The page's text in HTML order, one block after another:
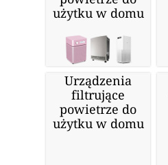
użytku w domu
Urządzenia
filtrujące
powietrze do
użytku w domu